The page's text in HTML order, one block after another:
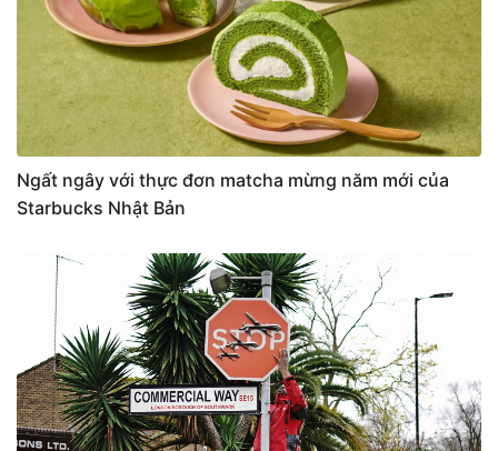
Ngất ngây với thực đơn matcha mừng năm mới của
Starbucks Nhật Bản